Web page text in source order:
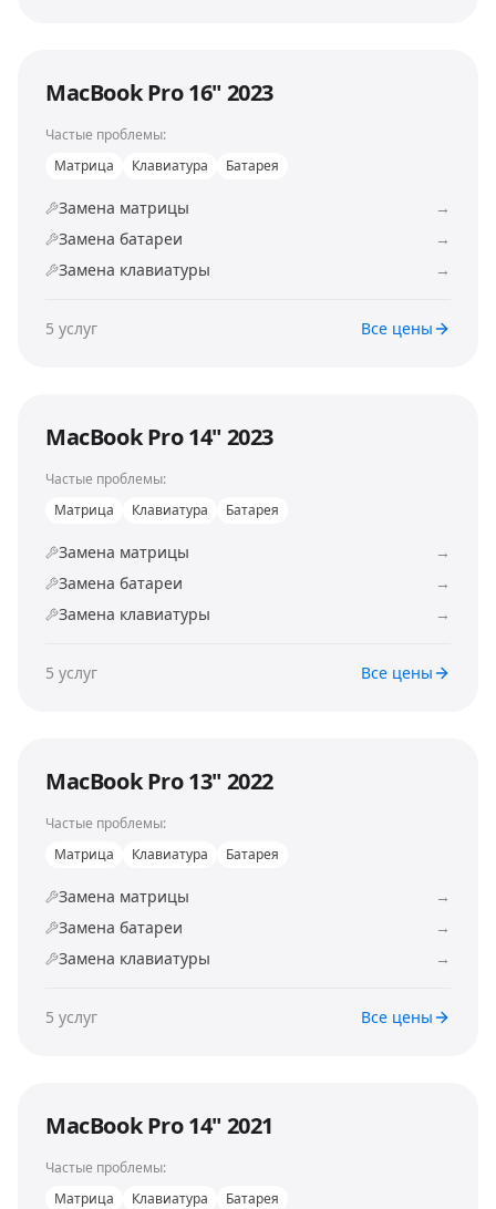
MacBook Pro 16" 2023
Частые проблемы:
Матрица
Клавиатура Батарея
Замена матрицы
→
Замена батареи
→
Замена клавиатуры
→
5 услуг Все цены
MacBook Pro 14" 2023
Частые проблемы:
Матрица
Клавиатура Батарея
Замена матрицы
→
Замена батареи
→
Замена клавиатуры
→
5 услуг Все цены
MacBook Pro 13" 2022
Частые проблемы:
Матрица
Клавиатура Батарея
Замена матрицы
→
Замена батареи
→
Замена клавиатуры
→
5 услуг Все цены
MacBook Pro 14" 2021
Частые проблемы:
Матрица
Клавиатура Батарея